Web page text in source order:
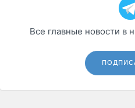
Все главные новости в